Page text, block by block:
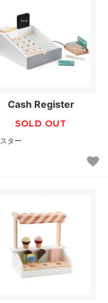
Cash Register
SOLD OUT
ター